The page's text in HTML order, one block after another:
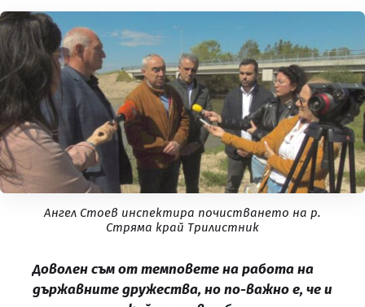
Ангел Стоев инспектира почистването на р.
Стряма край Трилистник
Доволен съм от темповете на работа на
държавните дружества, но по-важно е, че и